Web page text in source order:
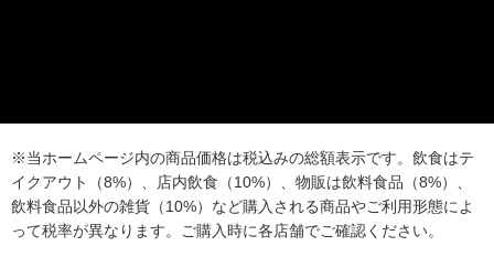
※当ホームページ内の商品価格は税込みの総額表示です。飲食はテ
イクアウト（8%）、店内飲食（10%）、物販は飲料食品（8%）、
飲料食品以外の雑貨（10%）など購入される商品やご利用形態によ
って税率が異なります。ご購入時に各店舗でご確認ください。